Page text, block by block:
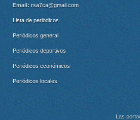
Email: rsa7ca@gmail.com
Lista de periódicos
Periódicos general
Periódicos deportivos
Periódicos económicos
Periódicos locales
Las